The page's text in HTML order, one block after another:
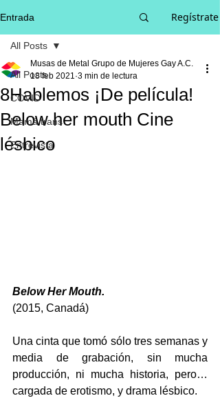
Entrada Regístrate
All Posts
COVID
Mamá trans
Entrevista
All Posts
8Hablemos ¡De película!
Below her mouth Cine
lésbico
Musas de Metal Grupo de Mujeres Gay A.C.
18 feb 2021 3 min de lectura
Below Her Mouth.
(2015, Canadá)
Una cinta que tomó sólo tres semanas y
media de grabación, sin mucha
producción, ni mucha historia, pero…
cargada de erotismo, y drama lésbico.